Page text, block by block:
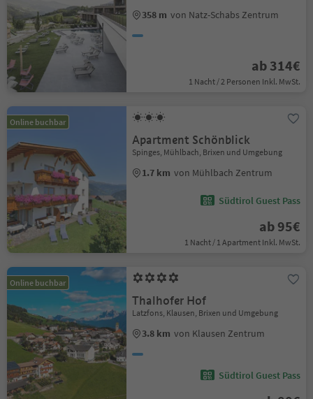
358 m von Natz-Schabs Zentrum
ab 314€
1 Nacht / 2 Personen Inkl. MwSt.
Online buchbar
Apartment Schönblick
Spinges, Mühlbach, Brixen und Umgebung
1.7 km von Mühlbach Zentrum
Südtirol Guest Pass
ab 95€
1 Nacht / 1 Apartment Inkl. MwSt.
Online buchbar
Thalhofer Hof
Latzfons, Klausen, Brixen und Umgebung
3.8 km von Klausen Zentrum
Südtirol Guest Pass